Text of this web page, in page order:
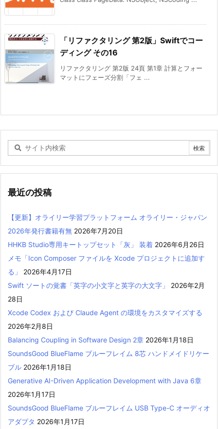
「リファクタリング 第2版」Swiftでコー
ディング その16
リファクタリング 第2版 24頁 第1章 計算とフォー
マットにフェーズ分割「フェ ...
最近の投稿
【更新】オライリー学習プラットフォーム オライリー・ジャパン
2026年発行書籍有無 2026年7月20日
HHKB Studio専用キートップセット「灰」 装着 2026年6月26日
メモ「Icon Composer ファイルを Xcode プロジェクトに追加す
る」
2026年4月17日
Swift ソートの覚書「英字の小文字と英字の大文字」
2026年2月
28日
Xcode Codex および Claude Agent の環境をカスタマイズする
2026年2月8日
Balancing Coupling in Software Design 2章 2026年1月18日
SoundsGood BlueFlame ブルーフレイム 8芯 ハンドメイドリケー
ブル 2026年1月18日
Generative AI-Driven Application Development with Java 6章
2026年1月17日
SoundsGood BlueFlame ブルーフレイム USB Type-C オーディオ
アダプタ 2026年1月17日